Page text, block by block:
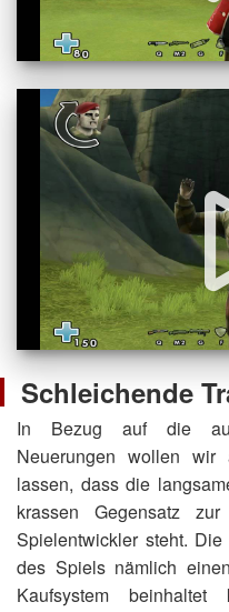
Schleichende
In Bezug auf die
Neuerungen wollen wir
lassen, dass die
krassen Gegensatz
Spielentwickler steht.
des Spiels nämlich
Kaufsystem